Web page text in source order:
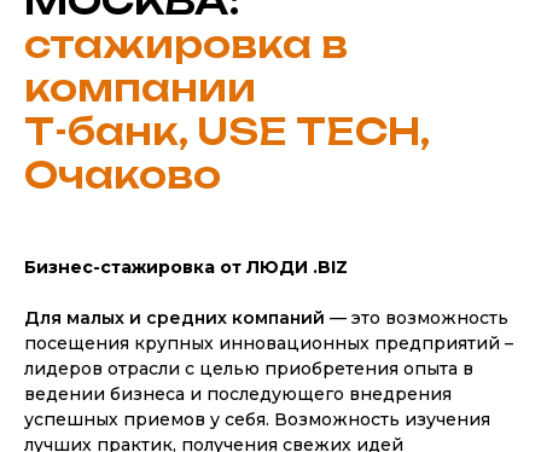
стажировка в
компании
Т-банк, USE TECH,
Очаково
Бизнес-стажировка от ЛЮДИ .BIZ
Для малых и средних компаний — это возможность
посещения крупных инновационных предприятий –
лидеров отрасли с целью приобретения опыта в
ведении бизнеса и последующего внедрения
успешных приемов у себя. Возможность изучения
лучших практик, получения свежих идей